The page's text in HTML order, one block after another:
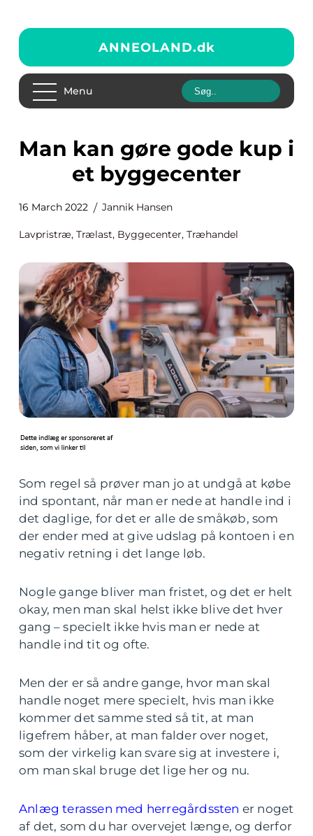
ANNEOLAND.dk
Menu
Man kan gøre gode kup i
et byggecenter
16 March 2022 Jannik Hansen
Lavpristræ, Trælast, Byggecenter, Træhandel
Som regel så prøver man jo at undgå at købe
ind spontant, når man er nede at handle ind i
det daglige, for det er alle de småkøb, som
der ender med at give udslag på kontoen i en
negativ retning i det lange løb.
Nogle gange bliver man fristet, og det er helt
okay, men man skal helst ikke blive det hver
gang – specielt ikke hvis man er nede at
handle ind tit og ofte.
Men der er så andre gange, hvor man skal
handle noget mere specielt, hvis man ikke
kommer det samme sted så tit, at man
ligefrem håber, at man falder over noget,
som der virkelig kan svare sig at investere i,
om man skal bruge det lige her og nu.
Anlæg terassen med herregårdssten er noget
af det, som du har overvejet længe, og derfor